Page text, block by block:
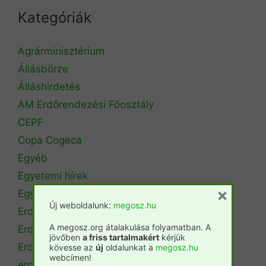
Kategóriák
Agrárminisztérium
Állásbörze
Álláshirdetés
AM Erdőrendezési Főosztály
CEPF
Copa Cogeca
Egyéb
Egyetemi hírek
Egyetemi szintű oktatás
Erdészeti szakszemélyzet
Erdőtérkép
Erdőtörvény
Új weboldalunk: megosz.hu
A megosz.org átalakulása folyamatban. A
jövőben a friss tartalmakért kérjük
kövesse az új oldalunkat a megosz.hu
webcímen!
×